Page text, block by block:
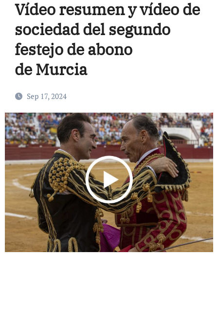
Vídeo resumen y vídeo de
sociedad del segundo
festejo de abono
de Murcia
Sep 17, 2024